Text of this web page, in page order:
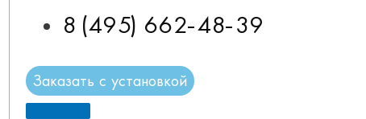
8 (495) 662-48-39
Заказать с установкой